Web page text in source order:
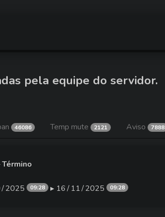
pela equipe do servidor.
46086 Temp mute 2121 Aviso 7888
Término
09:28 ▸ 16∕11∕2025 09:28